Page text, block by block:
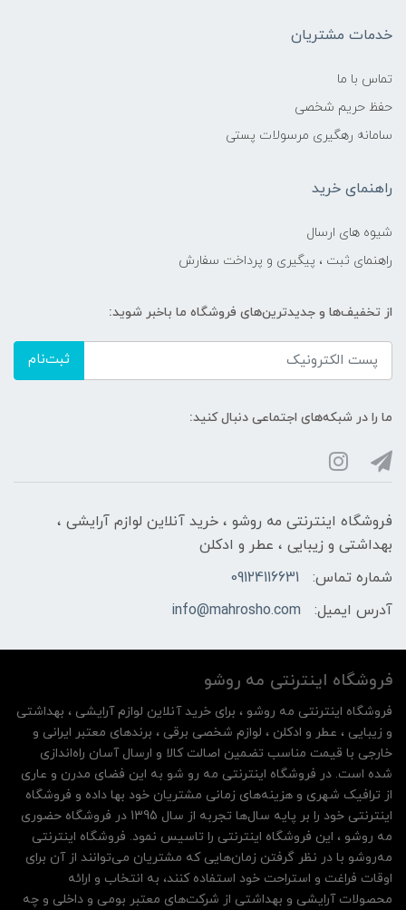
خدمات مشتریان
تماس با ما
حفظ حریم شخصی
سامانه رهگیری مرسولات پستی
راهنمای خرید
شیوه های ارسال
راهنمای ثبت ، پیگیری و پرداخت سفارش
از تخفیف‌ها و جدیدترین‌های فروشگاه ما باخبر شوید:
ثبت‌نام
ما را در شبکه‌های اجتماعی دنبال کنید:
فروشگاه اینترنتی مه‌ رو‌شو ، خرید آنلاین لوازم آرایشی ،
بهداشتی و زیبایی ، عطر و ادکلن
شماره تماس:
09124116631
آدرس ایمیل:
info@mahrosho.com
فروشگاه اینترنتی مه‌ رو‌شو
فروشگاه اینترنتی مه‌ رو‌شو ، برای خرید آنلاین لوازم آرایشی ، بهداشتی
و زیبایی ، عطر و ادکلن ، لوازم شخصی برقی ، برندهای معتبر ایرانی و
خارجی با قیمت مناسب تضمین اصالت کالا و ارسال آسان راه‌اندازی
شده است. در فروشگاه اینترنتی مه رو شو به این فضای مدرن و عاری
از ترافیک شهری و هزینه‌های زمانی مشتریان خود بها داده و فروشگاه
اینترنتی خود را بر پایه سال‌ها تجربه از سال 1395 در فروشگاه حضوری
مه روشو ، این فروشگاه اینترنتی را تاسیس نمود. فروشگاه اینترنتی
مه‌رو‌شو با در نظر گرفتن زمان‌هایی که مشتریان می‌توانند از آن‌ برای
اوقات فراغت و استراحت خود استفاده کنند، به انتخاب و ارائه
محصولات آرایشی و بهداشتی از شرکت‌های معتبر بومی و داخلی و چه